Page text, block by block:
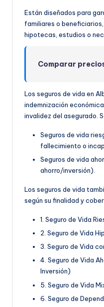
Están diseñados para
familiares o
hipotecas, estudios o
Comparar
Los seguros de vida en
indemnización
invalidez del asegurado.
Seguros de vida
fallecimiento o
Seguros de vida
ahorro/inversión).
Los seguros de vida
según su finalidad y
1. Seguro de Vida
2. Seguro de Vida
3. Seguro de Vida
4. Seguro de Vida
Inversión)
5. Seguro de Vida
6. Seguro de